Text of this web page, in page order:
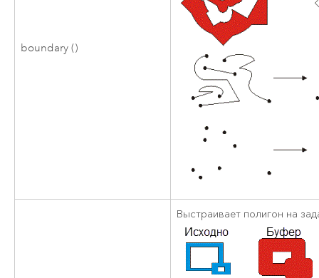
boundary ()
Выстраивает полигон на